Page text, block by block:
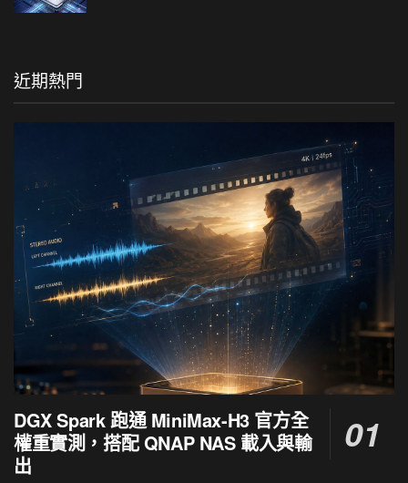
近期熱門
DGX Spark 跑通 MiniMax-H3 官方全
權重實測，搭配 QNAP NAS 載入與輸
出